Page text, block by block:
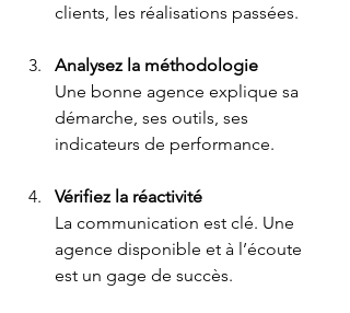
clients, les réalisations passées.
Analysez la méthodologie
Une bonne agence explique sa
démarche, ses outils, ses
indicateurs de performance.
Vérifiez la réactivité
La communication est clé. Une
agence disponible et à l’écoute
est un gage de succès.